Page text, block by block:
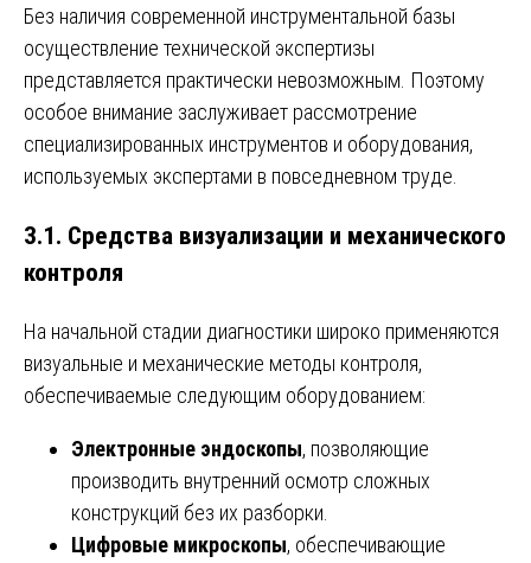
Без наличия современной инструментальной базы
осуществление технической экспертизы
представляется практически невозможным. Поэтому
особое внимание заслуживает рассмотрение
специализированных инструментов и оборудования,
используемых экспертами в повседневном труде.
3.1. Средства визуализации и механического
контроля
На начальной стадии диагностики широко применяются
визуальные и механические методы контроля,
обеспечиваемые следующим оборудованием:
Электронные эндоскопы, позволяющие
производить внутренний осмотр сложных
конструкций без их разборки.
Цифровые микроскопы, обеспечивающие